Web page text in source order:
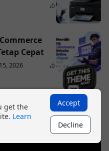
Cepat
2026
×
get the
Learn
Accept
Decline